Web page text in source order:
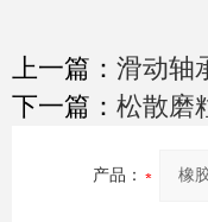
上一篇： 滑动轴
下一篇： 松散磨
产品：